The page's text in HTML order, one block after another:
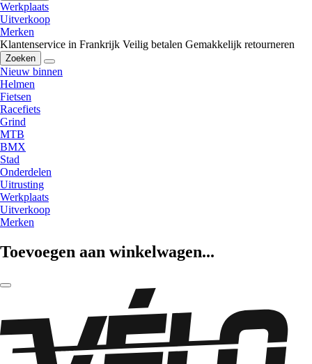
Werkplaats
Uitverkoop
Merken
Klantenservice in Frankrijk Veilig betalen Gemakkelijk retourneren
Zoeken
Nieuw binnen
Helmen
Fietsen
Racefiets
Grind
MTB
BMX
Stad
Onderdelen
Uitrusting
Werkplaats
Uitverkoop
Merken
Toevoegen aan winkelwagen...